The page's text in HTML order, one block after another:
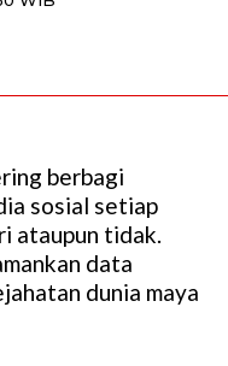
berbagi
sosial setiap
ataupun tidak.
data
dunia maya